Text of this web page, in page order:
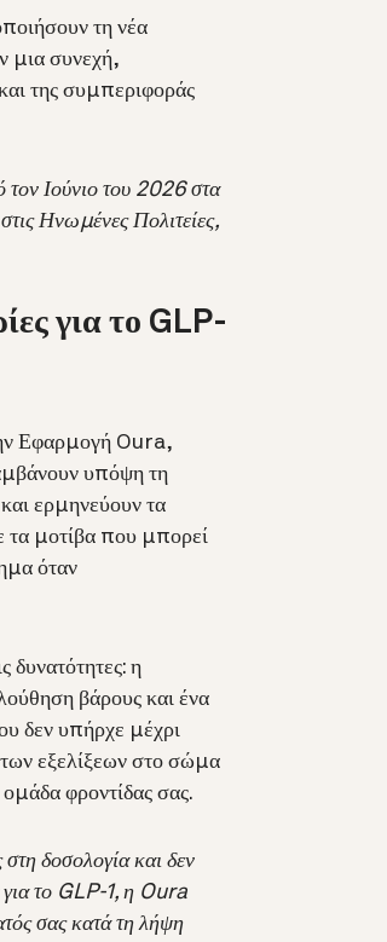
τη νέα
μια συνεχή,
της συμπεριφοράς
τον Ιούνιο του 2026 στα
Ηνωμένες Πολιτείες,
για το GLP-
Εφαρμογή Oura,
υπόψη τη
ερμηνεύουν τα
μοτίβα που μπορεί
όταν
δυνατότητες: η
βάρους και ένα
δεν υπήρχε μέχρι
εξελίξεων στο σώμα
φροντίδας σας.
δοσολογία και δεν
για το GLP-1, η Oura
σας κατά τη λήψη